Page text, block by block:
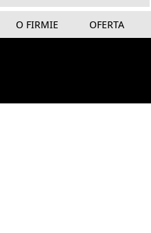
O FIRMIE OFERTA